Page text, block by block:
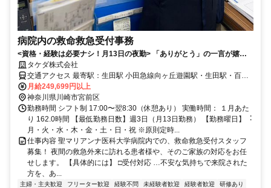
病院内の救命救急受付事務
<資格・経験は必要ナシ！月13日の夜勤> 「ありがとう」の一言が嬉し
い。夜の受付業務
タケダ株式会社
交通アクセス 最寄駅：⽣⽥駅 小田急線向ヶ丘遊園駅・生田駅・百合
ヶ丘よりバス20分、田園都市線溝の口駅からバス35分 その他最寄駅
あり
月給249,699円以上
神奈川県川崎市宮前区
勤務時間 シフト制 17:00〜翌8:30（休憩あり） 実働時間： １月あた
り 162.0時間 【最低勤務日数】週3日（月13日勤務） 【勤務曜日】︓
⽉・⽕・⽔・⽊・⾦・⼟・日・祝 ※原則定時...
仕事内容 聖マリアンナ医科大学病院内での、救命救急受付スタッフ
募集！ 夜間の救急外来に訪れる患者様や、そのご家族の対応をお任
せします。 【具体的には】 □受付対応 …不安な気持ちで来院された
方を、あ...
主婦・主夫歓迎 フリーター歓迎 経験不問 未経験者歓迎 経験者歓迎
研修あり